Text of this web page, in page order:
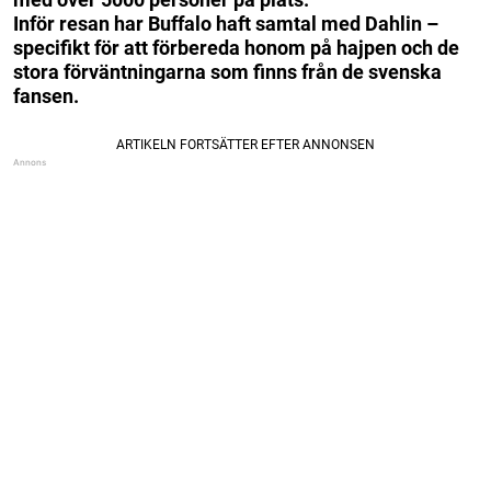
Inför resan har Buffalo haft samtal med Dahlin –
specifikt för att förbereda honom på hajpen och de
stora förväntningarna som finns från de svenska
fansen.